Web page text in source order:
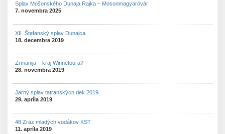
Splav Mošonského Dunaja Rajka – Mosonmagyaróvár
7. novembra 2025
XII. Štefanský splav Dunajca
18. decembra 2019
Zrmanija – kraj Winnetou-a?
28. novembra 2019
Jarný splav tatranských riek 2019
29. apríla 2019
48 Zraz mladých vodákov KST
11. apríla 2019